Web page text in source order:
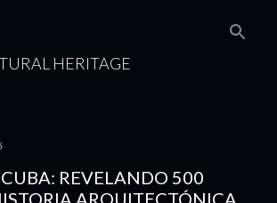
HERITAGE
REVELANDO 500
ARQUITECTÓNICA